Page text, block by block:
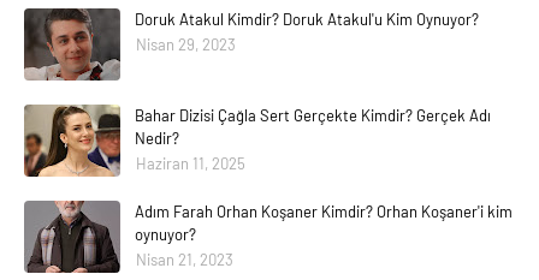
Doruk Atakul Kimdir? Doruk Atakul'u Kim Oynuyor?
Nisan 29, 2023
Bahar Dizisi Çağla Sert Gerçekte Kimdir? Gerçek Adı
Nedir?
Haziran 11, 2025
Adım Farah Orhan Koşaner Kimdir? Orhan Koşaner'i kim
oynuyor?
Nisan 21, 2023